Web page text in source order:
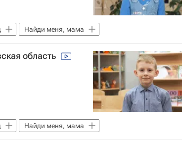
Найди меня, мама
область
Найди меня, мама